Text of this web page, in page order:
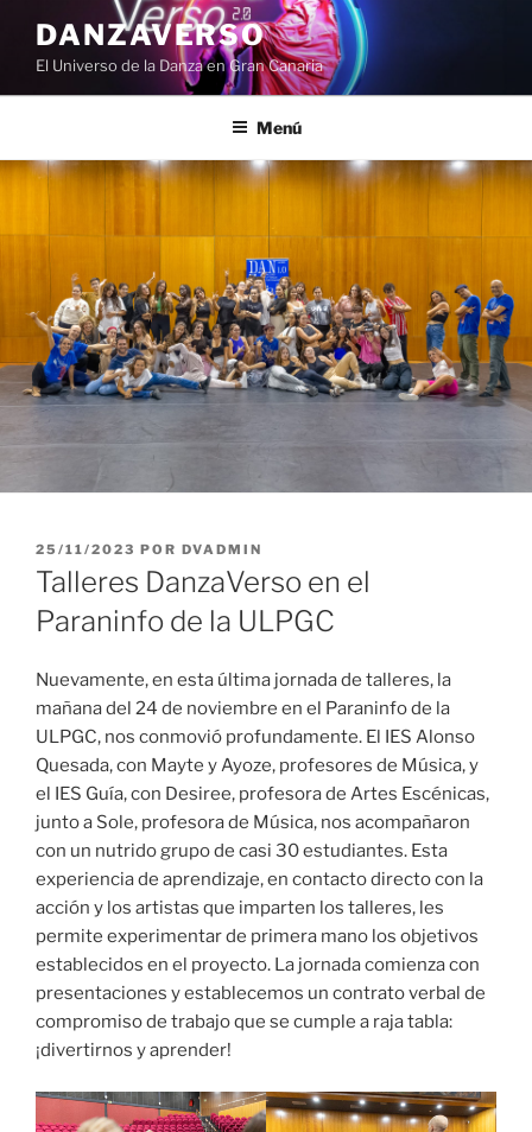
contenido
DANZAVERSO
El Universo de la Danza en Gran Canaria
Menú
PUBLICADO
EL
25/11/2023 POR DVADMIN
Talleres DanzaVerso en el
Paraninfo de la ULPGC
Nuevamente, en esta última jornada de talleres, la
mañana del 24 de noviembre en el Paraninfo de la
ULPGC, nos conmovió profundamente. El IES Alonso
Quesada, con Mayte y Ayoze, profesores de Música, y
el IES Guía, con Desiree, profesora de Artes Escénicas,
junto a Sole, profesora de Música, nos acompañaron
con un nutrido grupo de casi 30 estudiantes. Esta
experiencia de aprendizaje, en contacto directo con la
acción y los artistas que imparten los talleres, les
permite experimentar de primera mano los objetivos
establecidos en el proyecto. La jornada comienza con
presentaciones y establecemos un contrato verbal de
compromiso de trabajo que se cumple a raja tabla:
¡divertirnos y aprender!